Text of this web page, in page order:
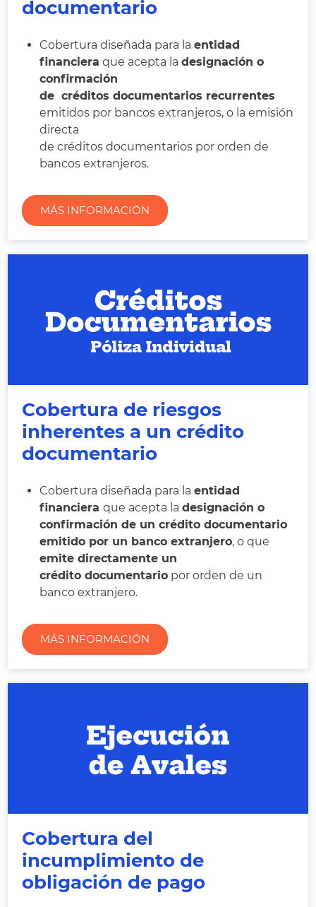
documentario
Cobertura diseñada para la entidad
financiera que acepta la designación o
confirmación
de créditos documentarios recurrentes
emitidos por bancos extranjeros, o la emisión
directa
de créditos documentarios por orden de
bancos extranjeros.
MÁS INFORMACIÓN
Cobertura de riesgos
inherentes a un crédito
documentario
Cobertura diseñada para la entidad
financiera que acepta la designación o
confirmación de un crédito documentario
emitido por un banco extranjero, o que
emite directamente un
crédito documentario por orden de un
banco extranjero.
MÁS INFORMACIÓN
Cobertura del
incumplimiento de
obligación de pago